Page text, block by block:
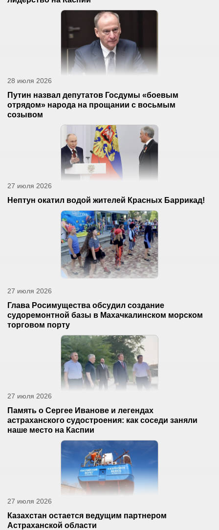
28 июля 2026
Путин назвал депутатов Госдумы «боевым
отрядом» народа на прощании с восьмым
созывом
27 июля 2026
Нептун окатил водой жителей Красных Баррикад!
27 июля 2026
Глава Росимущества обсудил создание
судоремонтной базы в Махачкалинском морском
торговом порту
27 июля 2026
Память о Сергее Иванове и легендах
астраханского судостроения: как соседи заняли
наше место на Каспии
27 июля 2026
Казахстан остается ведущим партнером
Астраханской области